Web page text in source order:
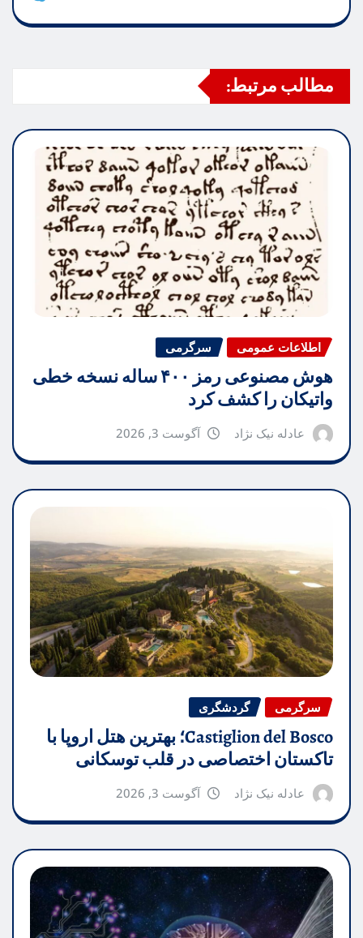
مطالب مرتبط:
اطلاعات عمومی سرگرمی
هوش مصنوعی رمز ۴۰۰ ساله نسخه خطی
واتیکان را کشف کرد
عادله نیک نژاد آگوست 3, 2026
سرگرمی گردشگری
Castiglion del Bosco؛ بهترین هتل اروپا با
تاکستان اختصاصی در قلب توسکانی
عادله نیک نژاد آگوست 3, 2026